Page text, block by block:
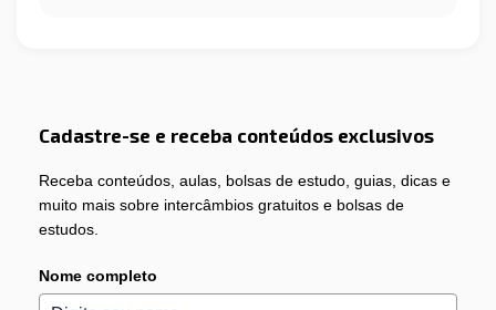
Cadastre-se e receba conteúdos exclusivos
Receba conteúdos, aulas, bolsas de estudo, guias, dicas e
muito mais sobre intercâmbios gratuitos e bolsas de
estudos.
Nome completo